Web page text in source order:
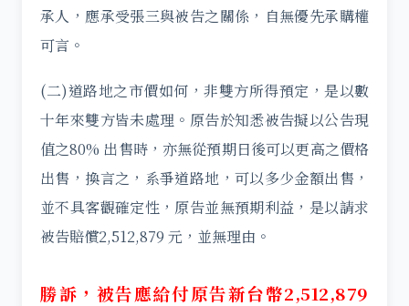
承人，應承受張三與被告之關係，自無優先承購權
可言。
(二)道路地之市價如何，非雙方所得預定，是以數
十年來雙方皆未處理。原告於知悉被告擬以公告現
值之80% 出售時，亦無從預期日後可以更高之價格
出售，換言之，系爭道路地，可以多少金額出售，
並不具客觀確定性，原告並無預期利益，是以請求
被告賠償2,512,879 元，並無理由。
勝訴，被告應給付原告新台幣2,512,879